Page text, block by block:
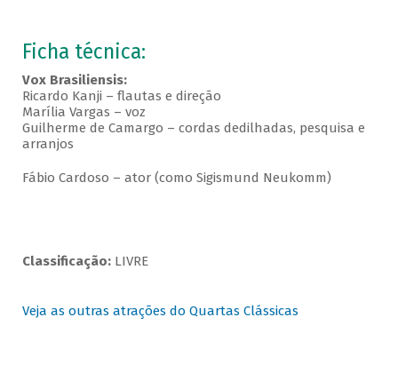
Ficha técnica:
Vox Brasiliensis:
Ricardo Kanji – flautas e direção
Marília Vargas – voz
Guilherme de Camargo – cordas dedilhadas, pesquisa e
arranjos
Fábio Cardoso – ator (como Sigismund Neukomm)
Classificação:LIVRE
Veja as outras atrações do Quartas Clássicas